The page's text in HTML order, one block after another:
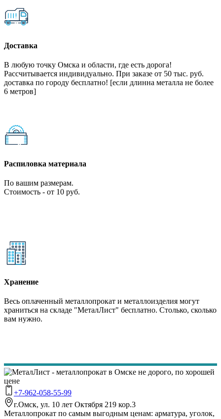
Доставка
В любую точку Омска и области, где есть дорога!
Рассчитывается индивидуально. При заказе от 50 тыс. руб.
доставка по городу бесплатно! [если длинна металла не более
6 метров]
Распиловка материала
По вашим размерам.
Стоимость - от 10 руб.
Хранение
Весь оплаченный металлопрокат и металлоизделия могут
храниться на складе "МеталЛист" бесплатно. Столько, сколько
вам нужно.
+7-962-058-55-99
г.Омск, ул. 10 лет Октября 219 кор.3
Металлопрокат по самым выгодным ценам: арматура, уголок,